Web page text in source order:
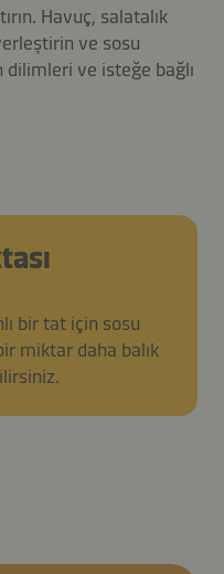
Havuç, salatalık
ve sosu
ve isteğe bağlı
bir tat için sosu
miktar daha balık